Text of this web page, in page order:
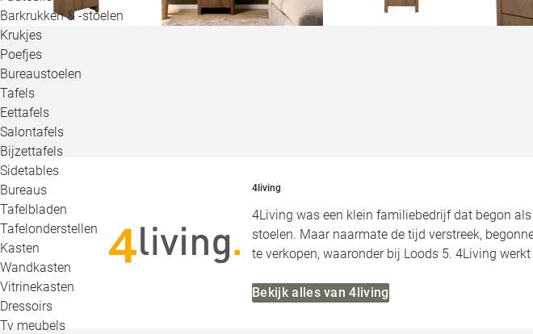
Barkrukken & -stoelen
Krukjes
Poefjes
Bureaustoelen
Tafels
Eettafels
Salontafels
Bijzettafels
Sidetables
Bureaus
Tafelbladen
Tafelonderstellen
Kasten
Wandkasten
Vitrinekasten
Dressoirs
Tv meubels
4living
4Living was een klein familiebedrijf dat begon
stoelen. Maar naarmate de tijd verstreek,
te verkopen, waaronder bij Loods 5. 4Living
Bekijk alles van 4living